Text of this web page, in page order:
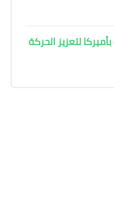
لتعزيز الحركة